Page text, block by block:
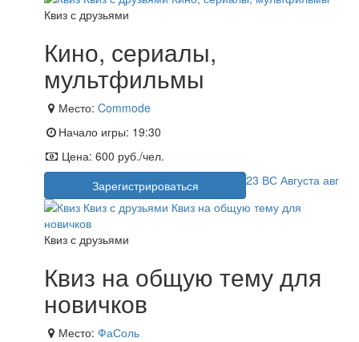
Квиз с друзьями
Кино, сериалы,
мультфильмы
Место: Commode
Начало игры: 19:30
Цена: 600 руб./чел.
Зарегистрироваться
23 ВС Августа авг
Квиз с друзьями
Квиз на общую тему для
новичков
Место: ФаСоль